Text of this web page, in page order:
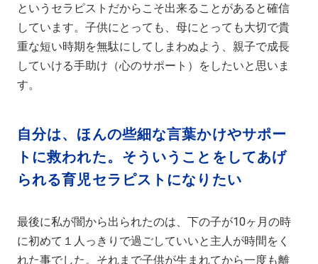
というセラピストだからこそ出来ることがあると確信
しています。子供にとっても、母にとっても大切で貴
重な短い時期を無駄にしてしまわぬよう、親子で成長
していける手助け（心のサポート）をしたいと思いま
す。
自分は、ほんの些細な言葉かけやサポー
トに救われた。そういうことをしてあげ
られる育児セラピストになりたい
最後に私が闇から出られたのは、下の子が10ヶ月の時
に初めて１人っきりで過ごしていいと主人が時間をく
れた事でした。それまで子供が生まれてから一度も離